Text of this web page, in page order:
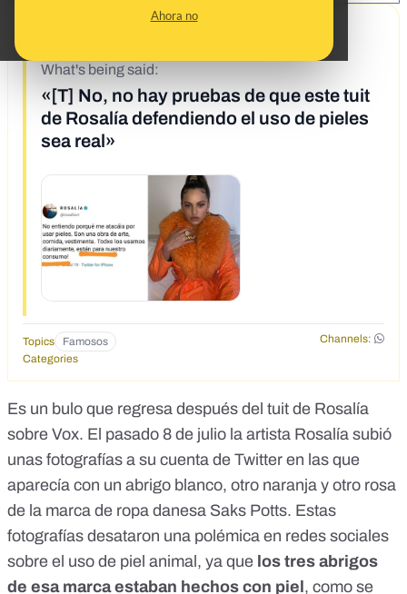
Ahora no
What's being said:
«[T] No, no hay pruebas de que este tuit
de Rosalía defendiendo el uso de pieles
sea real»
Topics Famosos
Channels:
Categories
Es un bulo que regresa después del tuit de Rosalía
sobre Vox. El pasado 8 de julio la artista Rosalía subió
unas fotografías a su cuenta de Twitter en las que
aparecía con un abrigo blanco, otro naranja y otro rosa
de la marca de ropa danesa Saks Potts. Estas
fotografías desataron una polémica en redes sociales
sobre el uso de piel animal, ya que los tres abrigos
de esa marca estaban hechos con piel, como se